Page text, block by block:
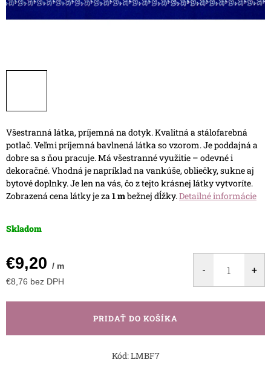
Všestranná látka, príjemná na dotyk.Kvalitná a stálofarebná
potlač.Veľmi príjemná bavlnená látka so vzorom.Je poddajná a
dobre sa s ňou pracuje.Má všestranné využitie – odevné i
dekoračné.Vhodná je napríklad na vankúše, obliečky, sukne aj
bytové doplnky.Je len na vás, čo z tejto krásnej látky vytvoríte.
Zobrazená cena látky je za 1 mbežnej dĺžky.Detailné informácie
Skladom
€9,20 / m
€8,76 bez DPH
PRIDAŤ DO KOŠÍKA
Kód:LMBF7